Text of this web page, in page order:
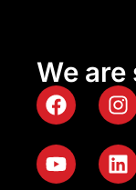
We are